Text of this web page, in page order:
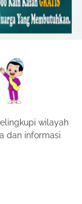
wilayah
dan informasi